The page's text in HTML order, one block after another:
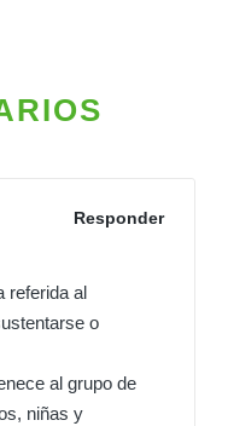
Responder
referida al
o
al grupo de
niñas y